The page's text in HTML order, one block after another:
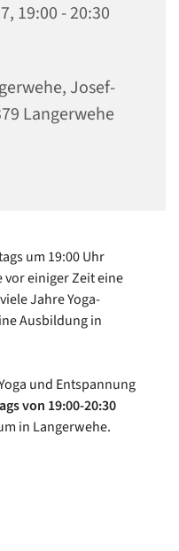
19:00 - 20:30
Josef-
Langerwehe
um 19:00 Uhr
einiger Zeit eine
Jahre Yoga-
Ausbildung in
und Entspannung
von 19:00-20:30
in Langerwehe.